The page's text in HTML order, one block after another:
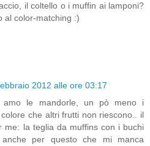
il coltello o i muffin ai lamponi?
al color-matching :)
2012 alle ore 03:17
amo le mandorle, un pò meno i
che altri frutti non riescono.. il
me: la teglia da muffins con i buchi
per questo che mi manca